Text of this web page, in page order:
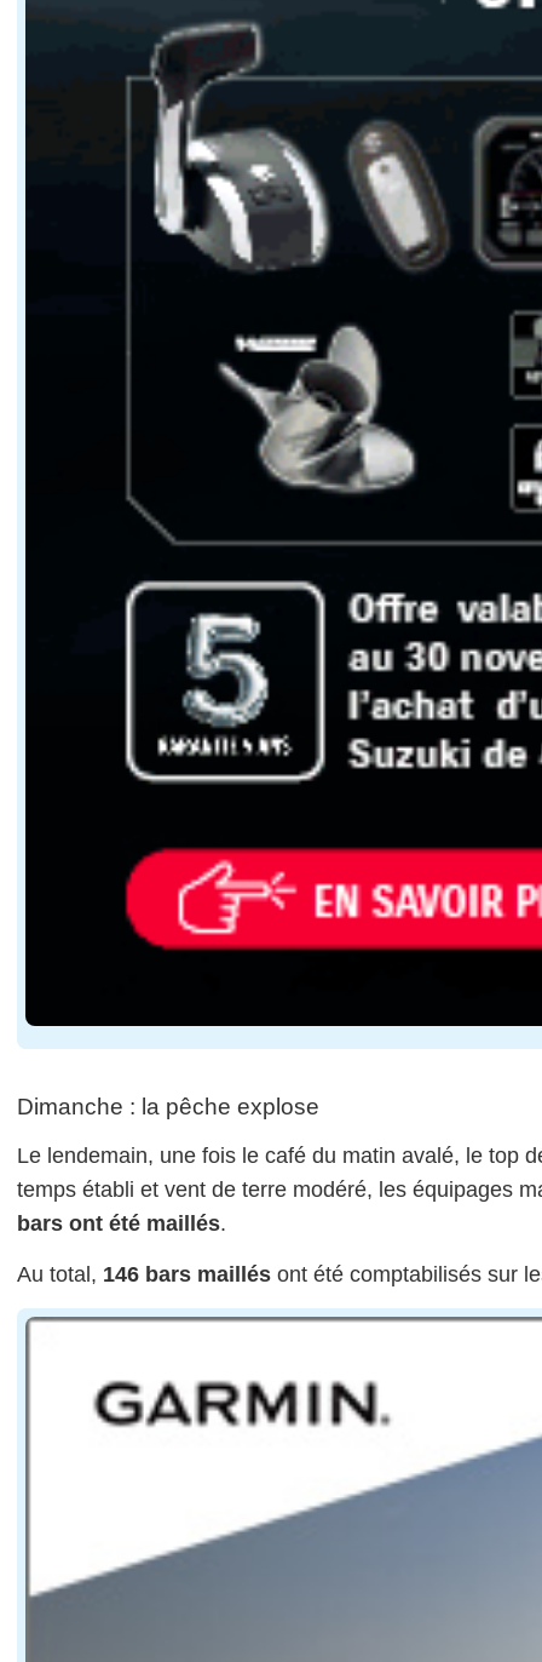
Dimanche : la pêche explose
Le lendemain, une fois le café du matin avalé, le top
temps établi et vent de terre modéré, les équipages
bars ont été maillés.
Au total, 146 bars maillés ont été comptabilisés sur